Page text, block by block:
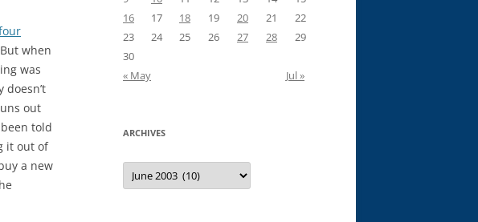
when
was
out
told
it out of
a new
16
17 18 19 20 21
22
23
24 25 26 27 28
29
30
« May
Jul »
ARCHIVES
Archives